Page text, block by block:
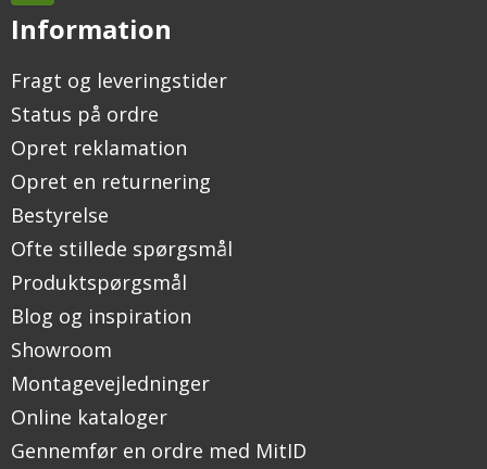
Information
Fragt og leveringstider
Status på ordre
Opret reklamation
Opret en returnering
Bestyrelse
Ofte stillede spørgsmål
Produktspørgsmål
Blog og inspiration
Showroom
Montagevejledninger
Online kataloger
Gennemfør en ordre med MitID